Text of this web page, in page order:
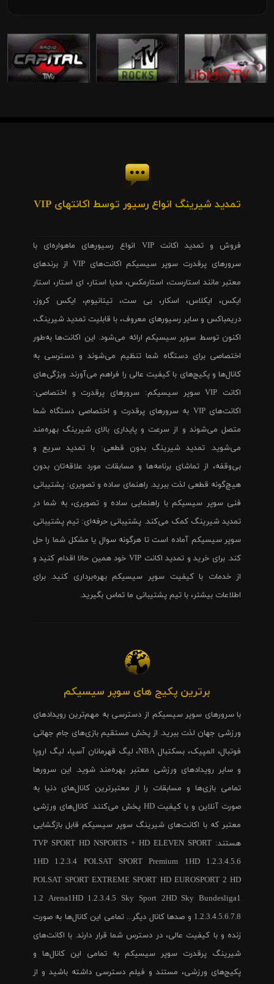
تمدید شیرینگ انواع رسیور توسط اکانتهای VIP
فروش و تمدید اکانت VIP انواع رسیورهای ماهواره‌ای با
سرورهای پرقدرت سوپر سیسیکم اکانت‌های VIP از برندهای
معتبر مانند استارست، استارمکس، مدیا استار، ای استار، استار
ایکس، ایکلاس، اسکار، بی ست، تیتانیوم، ایکس کروز،
دریمباکس و سایر رسیورهای معروف، با قابلیت تمدید شیرینگ،
اکنون توسط سوپر سیسیکم ارائه می‌شود. این اکانت‌ها به‌طور
اختصاصی برای دستگاه شما تنظیم می‌شوند و دسترسی به
کانال‌ها و پکیج‌های با کیفیت عالی را فراهم می‌آورند. ویژگی‌های
اکانت VIP سوپر سیسیکم: سرورهای پرقدرت و اختصاصی:
اکانت‌های VIP به سرورهای پرقدرت و اختصاصی دستگاه شما
متصل می‌شوند و از سرعت و پایداری بالای شیرینگ بهره‌مند
می‌شوید. تمدید شیرینگ بدون قطعی: با تمدید سریع و
بی‌وقفه، از تماشای برنامه‌ها و مسابقات مورد علاقه‌تان بدون
هیچ‌گونه قطعی لذت ببرید. راهنمای ساده و تصویری: پشتیبانی
فنی سوپر سیسیکم با راهنمایی ساده و تصویری، به شما در
تمدید شیرینگ کمک می‌کند. پشتیبانی حرفه‌ای: تیم پشتیبانی
سوپر سیسیکم آماده است تا هرگونه سوال یا مشکل شما را حل
کند. برای خرید و تمدید اکانت VIP خود همین حالا اقدام کنید و
از خدمات با کیفیت سوپر سیسیکم بهره‌برداری کنید. برای
اطلاعات بیشتر، با تیم پشتیبانی ما تماس بگیرید.
برترین پکیج های سوپر سیسیکم
با سرورهای سوپر سیسیکم از دسترسی به مهم‌ترین رویدادهای
ورزشی جهان لذت ببرید. از پخش مستقیم بازی‌های جام جهانی
فوتبال، المپیک، بسکتبال NBA، لیگ قهرمانان آسیا، لیگ اروپا
و سایر رویدادهای ورزشی معتبر بهره‌مند شوید. این سرورها
تمامی بازی‌ها و مسابقات را از معتبرترین کانال‌های دنیا به
صورت آنلاین و با کیفیت HD پخش می‌کنند. کانال‌های ورزشی
معتبر که با اکانت‌های شیرینگ سوپر سیسیکم قابل بازگشایی
هستند: TVP SPORT HD NSPORTS + HD ELEVEN SPORT
1HD 1.2.3.4 POLSAT SPORT Premium 1HD 1.2.3.4.5.6
POLSAT SPORT EXTREME SPORT HD EUROSPORT 2 HD
1.2 Arena1HD 1.2.3.4.5 Sky Sport 2HD Sky Bundesliga1
1.2.3.4.5.6.7.8 و صدها کانال دیگر... تمامی این کانال‌ها به صورت
زنده و با کیفیت عالی، در دسترس شما قرار دارند. با اکانت‌های
شیرینگ پرقدرت سوپر سیسیکم به تمامی این کانال‌ها و
پکیج‌های ورزشی، مستند و فیلم دسترسی داشته باشید و از